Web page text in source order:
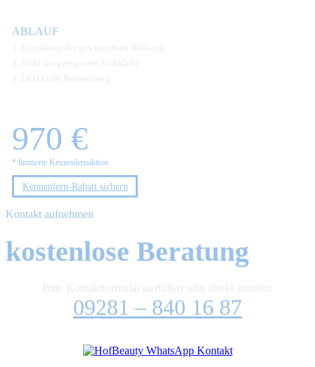
ABLAUF
970 €
* limitierte Kennenlernaktion
Kennenlern-Rabatt sichern
Kontakt aufnehmen
kostenlose Beratung
09281 – 840 16 87